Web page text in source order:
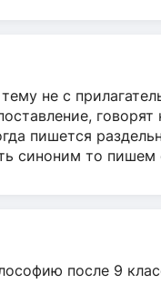
не с
пишется
синоним то пишем
после 9